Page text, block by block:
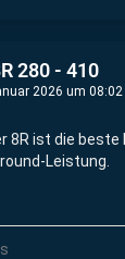
280 - 410
2026 um 08:02
8R ist die
Leistung.